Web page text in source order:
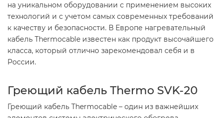
на уникальном оборудовании с применением высоких
технологий и с учетом самых современных требований
к качеству и безопасности. В Европе нагревательный
кабель Thermocable известен как продукт высочайшего
класса, который отлично зарекомендовал себя и в
России.
Греющий кабель Thermo SVK-20
Греющий кабель Thermocable – один из важнейших